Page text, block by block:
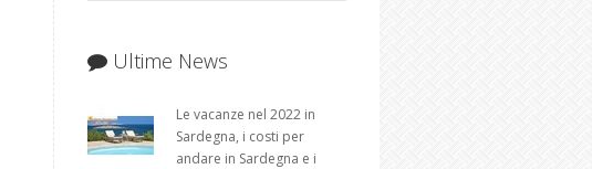
Ultime News
Le vacanze nel 2022 in
Sardegna, i costi per
andare in Sardegna e i